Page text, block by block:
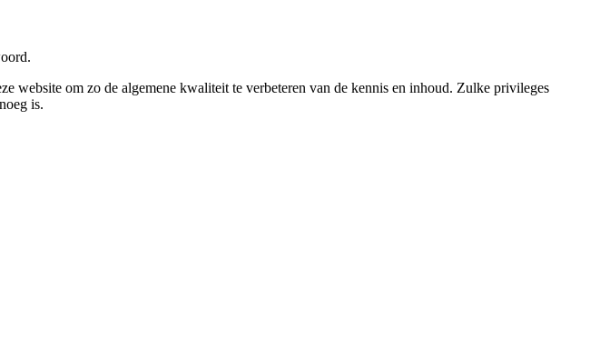
website om zo de algemene kwaliteit te verbeteren van de kennis en inhoud. Zulke privileges
is.